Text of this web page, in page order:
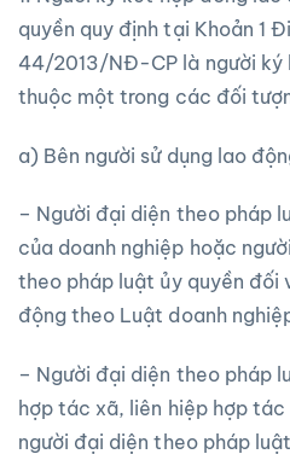
quyền quy định tại Khoản 1
44/2013/NĐ-CP là người ký
thuộc một trong các đối
a) Bên người sử dụng lao
– Người đại diện theo pháp
của doanh nghiệp hoặc
theo pháp luật ủy quyền đối
động theo Luật doanh
– Người đại diện theo pháp
hợp tác xã, liên hiệp hợp
người đại diện theo pháp